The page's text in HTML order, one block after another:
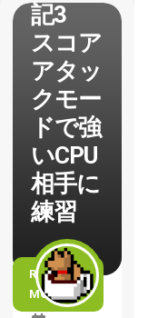
記3
スコア
アタッ
クモー
ドで強
いCPU
相手に
練習
READ
MORE